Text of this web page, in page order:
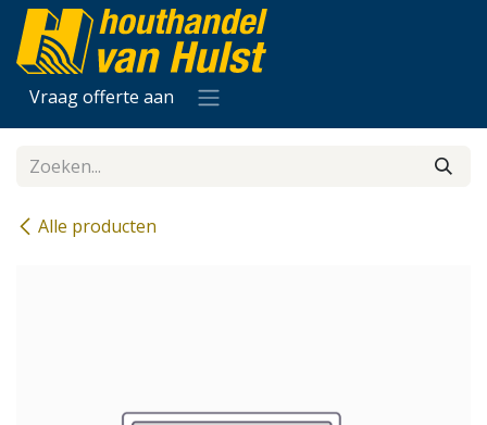
Overslaan naar inhoud
Vraag offerte aan
Alle producten